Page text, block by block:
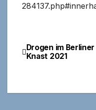
Drogen im Berliner
Knast 2021